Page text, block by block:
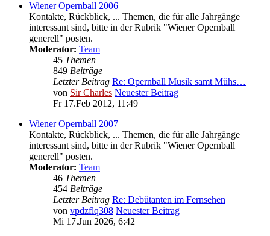
Wiener Opernball 2006
Kontakte, Rückblick, ... Themen, die für alle Jahrgänge
interessant sind, bitte in der Rubrik "Wiener Opernball
generell" posten.
Moderator: Team
45 Themen
849 Beiträge
Letzter Beitrag Re: Opernball Musik samt Mühs…
von Sir Charles Neuester Beitrag
Fr 17.Feb 2012, 11:49
Wiener Opernball 2007
Kontakte, Rückblick, ... Themen, die für alle Jahrgänge
interessant sind, bitte in der Rubrik "Wiener Opernball
generell" posten.
Moderator: Team
46 Themen
454 Beiträge
Letzter Beitrag Re: Debütanten im Fernsehen
von vpdzflq308 Neuester Beitrag
Mi 17.Jun 2026, 6:42